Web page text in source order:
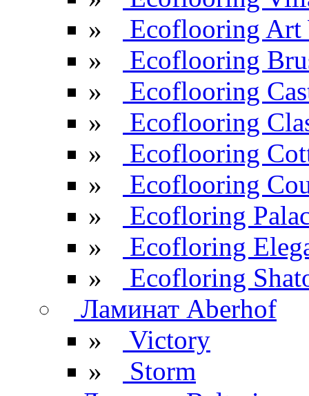
»
Ecoflooring Art
»
Ecoflooring
»
Ecoflooring
»
Ecoflooring
»
Ecoflooring
»
Ecoflooring
»
Ecofloring
»
Ecofloring
»
Ecofloring
Ламинат Aberhof
»
Victory
»
Storm